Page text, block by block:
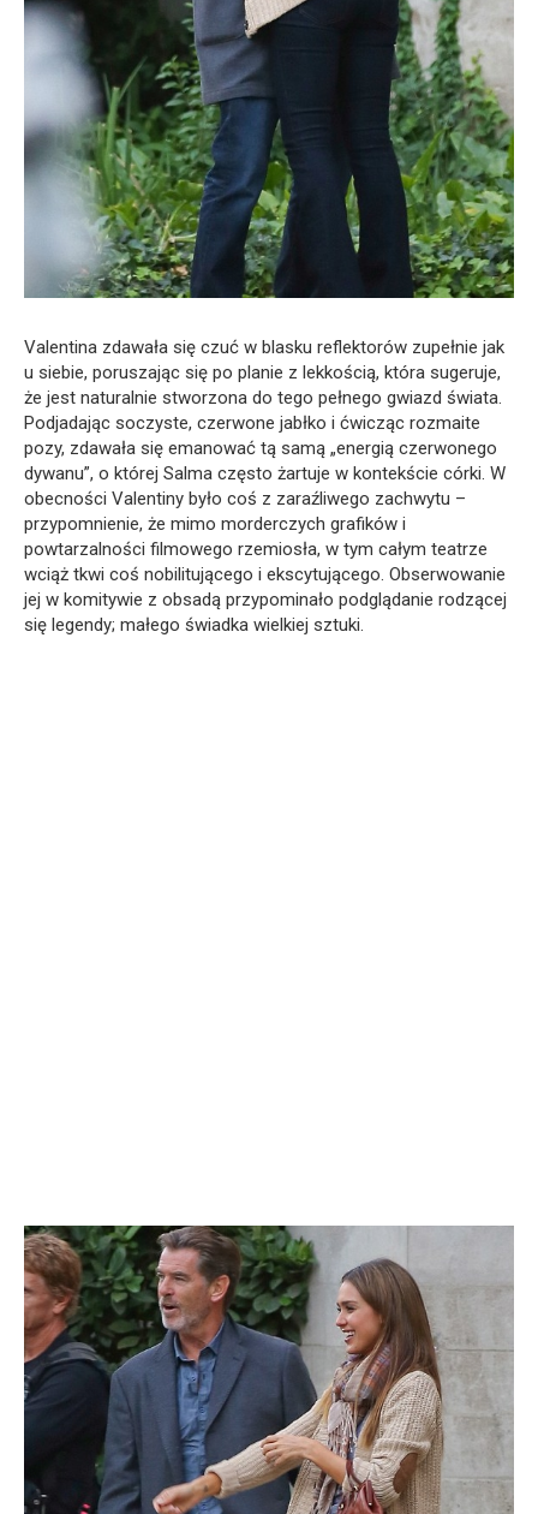
Valentina zdawała się czuć w blasku reflektorów zupełnie jak
u siebie, poruszając się po planie z lekkością, która sugeruje,
że jest naturalnie stworzona do tego pełnego gwiazd świata.
Podjadając soczyste, czerwone jabłko i ćwicząc rozmaite
pozy, zdawała się emanować tą samą „energią czerwonego
dywanu”, o której Salma często żartuje w kontekście córki. W
obecności Valentiny było coś z zaraźliwego zachwytu –
przypomnienie, że mimo morderczych grafików i
powtarzalności filmowego rzemiosła, w tym całym teatrze
wciąż tkwi coś nobilitującego i ekscytującego. Obserwowanie
jej w komitywie z obsadą przypominało podglądanie rodzącej
się legendy; małego świadka wielkiej sztuki.